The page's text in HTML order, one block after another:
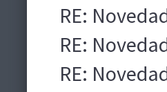
RE:
RE:
RE: